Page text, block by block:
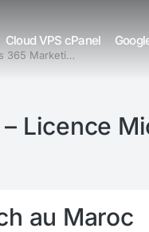
Cloud VPS cPanel
365 Marketi…
Licence
au Maroc